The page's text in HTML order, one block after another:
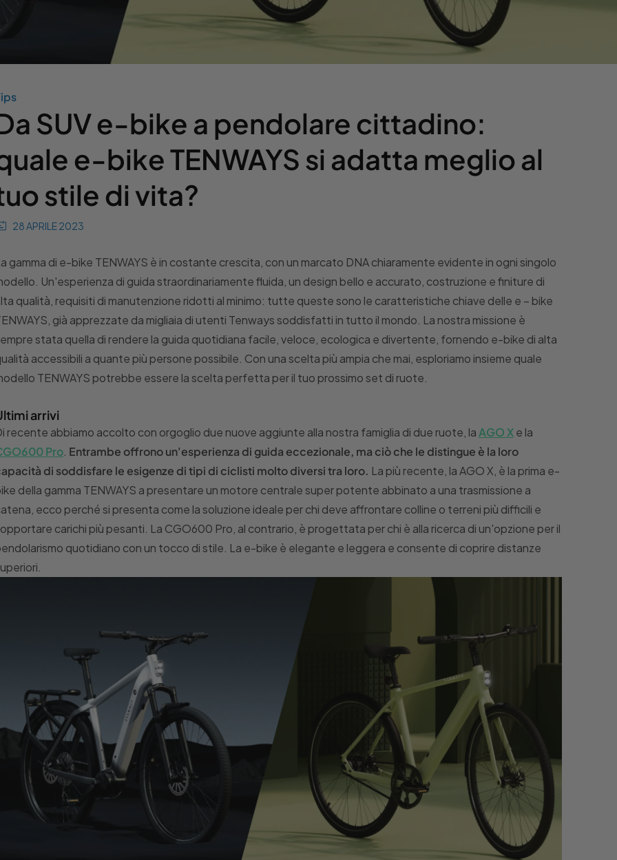
SUV e-bike a pendolare cittadino:
e-bike TENWAYS si adatta meglio al
stile di vita?
28 APRILE 2023
gamma di e-bike TENWAYS è in costante crescita, con un marcato DNA chiaramente evidente in ogni singolo
Un'esperienza di guida straordinariamente fluida, un design bello e accurato, costruzione e finiture di
qualità, requisiti di manutenzione ridotti al minimo: tutte queste sono le caratteristiche chiave delle e – bike
già apprezzate da migliaia di utenti Tenways soddisfatti in tutto il mondo. La nostra missione è
stata quella di rendere la guida quotidiana facile, veloce, ecologica e divertente, fornendo e-bike di alta
accessibili a quante più persone possibile. Con una scelta più ampia che mai, esploriamo insieme quale
TENWAYS potrebbe essere la scelta perfetta per il tuo prossimo set di ruote.
arrivi
recente abbiamo accolto con orgoglio due nuove aggiunte alla nostra famiglia di due ruote, la AGO Xe la
Pro Entrambe offrono un'esperienza di guida eccezionale, ma ciò che le distingue è la loro
di soddisfare le esigenze di tipi di ciclisti molto diversi tra loro. La più recente, la AGO X, è la prima e-
della gamma TENWAYS a presentare un motore centrale super potente abbinato a una trasmissione a
ecco perché si presenta come la soluzione ideale per chi deve affrontare colline o terreni più difficili e
carichi più pesanti. La CGO600 Pro, al contrario, è progettata per chi è alla ricerca di un'opzione per il
quotidiano con un tocco di stile. La e-bike è elegante e leggera e consente di coprire distanze